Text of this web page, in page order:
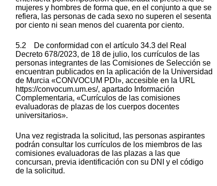
mujeres y hombres de forma que, en el conjunto a que se
refiera, las personas de cada sexo no superen el sesenta
por ciento ni sean menos del cuarenta por ciento.
5.2 De conformidad con el artículo 34.3 del Real
Decreto 678/2023, de 18 de julio, los currículos de las
personas integrantes de las Comisiones de Selección se
encuentran publicados en la aplicación de la Universidad
de Murcia «CONVOCUM PDI», accesible en la URL
https://convocum.um.es/, apartado Información
Complementaria, «Currículos de las comisiones
evaluadoras de plazas de los cuerpos docentes
universitarios».
Una vez registrada la solicitud, las personas aspirantes
podrán consultar los currículos de los miembros de las
comisiones evaluadoras de las plazas a las que
concursan, previa identificación con su DNI y el código
de la solicitud.